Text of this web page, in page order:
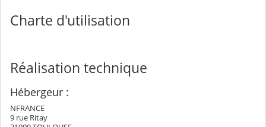
Charte d'utilisation
Réalisation technique
Hébergeur :
NFRANCE
9 rue Ritay